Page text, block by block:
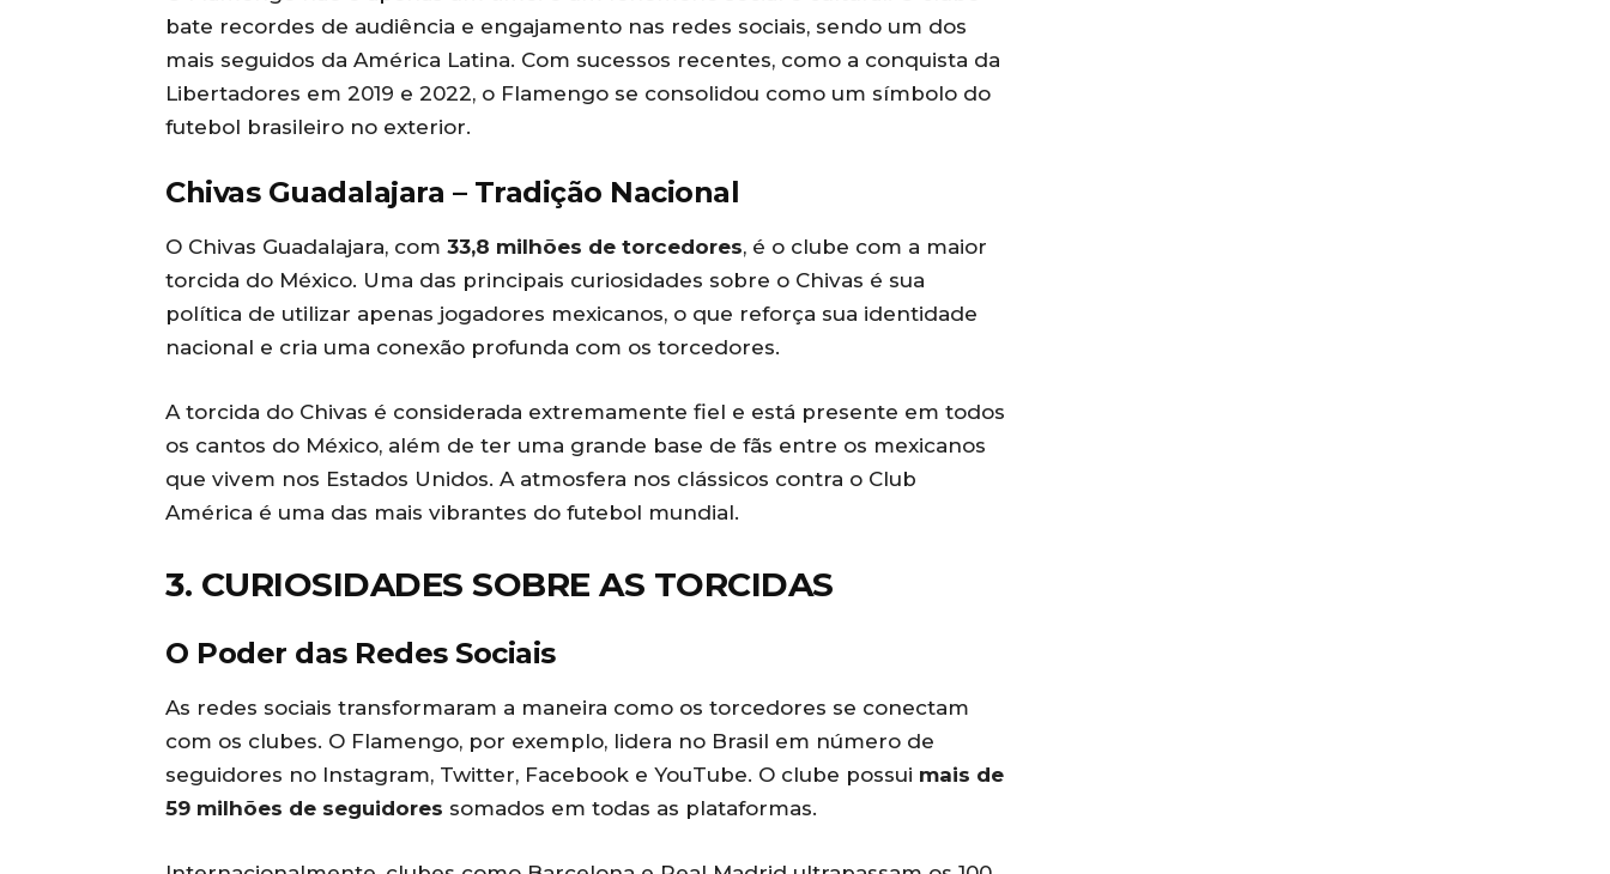
bate recordes de audiência e engajamento nas redes sociais, sendo um dos
mais seguidos da América Latina. Com sucessos recentes, como a conquista da
Libertadores em 2019 e 2022, o Flamengo se consolidou como um símbolo do
futebol brasileiro no exterior.
Chivas Guadalajara – Tradição Nacional
O Chivas Guadalajara, com 33,8 milhões de torcedores, é o clube com a maior
torcida do México. Uma das principais curiosidades sobre o Chivas é sua
política de utilizar apenas jogadores mexicanos, o que reforça sua identidade
nacional e cria uma conexão profunda com os torcedores.
A torcida do Chivas é considerada extremamente fiel e está presente em todos
os cantos do México, além de ter uma grande base de fãs entre os mexicanos
que vivem nos Estados Unidos. A atmosfera nos clássicos contra o Club
América é uma das mais vibrantes do futebol mundial.
3. CURIOSIDADES SOBRE AS TORCIDAS
O Poder das Redes Sociais
As redes sociais transformaram a maneira como os torcedores se conectam
com os clubes. O Flamengo, por exemplo, lidera no Brasil em número de
seguidores no Instagram, Twitter, Facebook e YouTube. O clube possui mais de
59 milhões de seguidores somados em todas as plataformas.